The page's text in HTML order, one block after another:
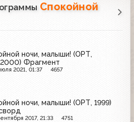
Спокойной
ночи, малыши! (ОРТ,
Фрагмент
2021, 01:37 4657
ночи, малыши! (ОРТ, 1999)
2017, 21:33 4751